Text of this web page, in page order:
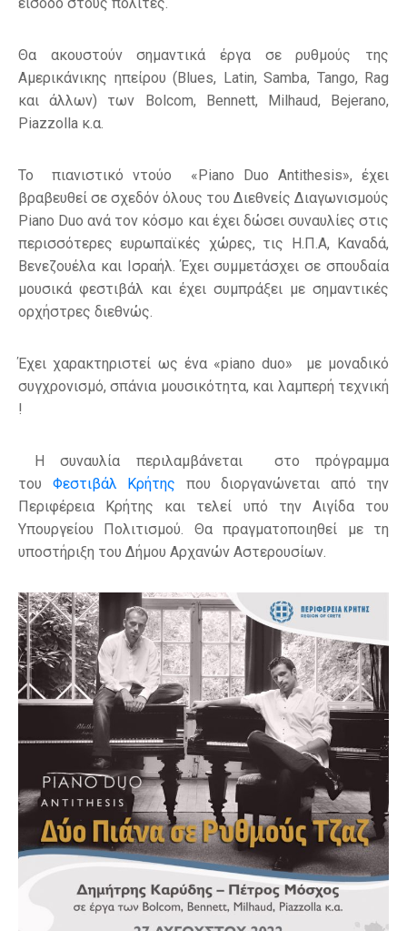
Θα ακουστούν σημαντικά έργα σε ρυθμούς της
Αμερικάνικης ηπείρου (Blues, Latin, Samba, Tango, Rag
και άλλων) των Bolcom, Bennett, Milhaud, Bejerano,
Piazzolla κ.α.
Το πιανιστικό ντούο «Piano Duo Antithesis», έχει
βραβευθεί σε σχεδόν όλους του Διεθνείς Διαγωνισμούς
Piano Duo ανά τον κόσμο και έχει δώσει συναυλίες στις
περισσότερες ευρωπαϊκές χώρες, τις Η.Π.Α, Καναδά,
Βενεζουέλα και Ισραήλ. Έχει συμμετάσχει σε σπουδαία
μουσικά φεστιβάλ και έχει συμπράξει με σημαντικές
ορχήστρες διεθνώς.
Έχει χαρακτηριστεί ως ένα «piano duo» με μοναδικό
συγχρονισμό, σπάνια μουσικότητα, και λαμπερή τεχνική
!
Η συναυλία περιλαμβάνεται στο πρόγραμμα
του Φεστιβάλ Κρήτης που διοργανώνεται από την
Περιφέρεια Κρήτης και τελεί υπό την Αιγίδα του
Υπουργείου Πολιτισμού. Θα πραγματοποιηθεί με τη
υποστήριξη του Δήμου Αρχανών Αστερουσίων.